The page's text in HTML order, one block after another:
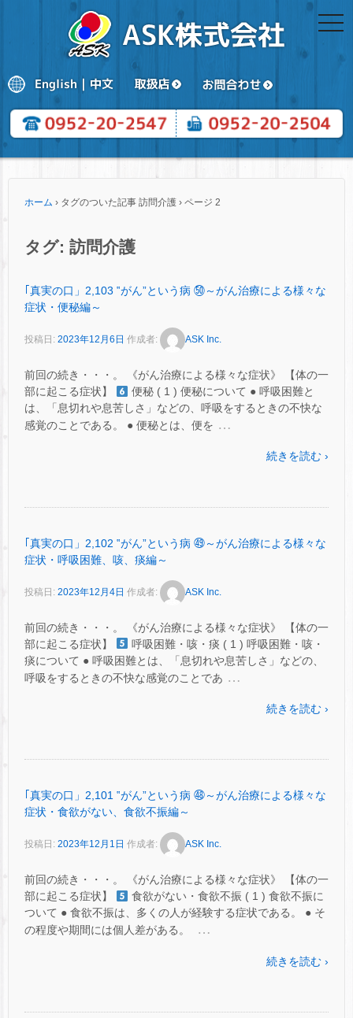
ホーム › タグのついた記事 訪問介護 › ページ 2
タグ: 訪問介護
｢真実の口」2,103 ‟がん”という病 ㊿～がん治療による様々な
症状・便秘編～
投稿日: 2023年12月6日 作成者: ASK Inc.
前回の続き・・・。 《がん治療による様々な症状》 【体の一
部に起こる症状】
便秘 ( 1 ) 便秘について ● 呼吸困難と
は、「息切れや息苦しさ」などの、呼吸をするときの不快な
感覚のことである。 ● 便秘とは、便を …
続きを読む ›
｢真実の口」2,102 ‟がん”という病 ㊾～がん治療による様々な
症状・呼吸困難、咳、痰編～
投稿日: 2023年12月4日 作成者: ASK Inc.
前回の続き・・・。 《がん治療による様々な症状》 【体の一
部に起こる症状】
呼吸困難・咳・痰 ( 1 ) 呼吸困難・咳・
痰について ● 呼吸困難とは、「息切れや息苦しさ」などの、
呼吸をするときの不快な感覚のことであ …
続きを読む ›
｢真実の口」2,101 ‟がん”という病 ㊽～がん治療による様々な
症状・食欲がない、食欲不振編～
投稿日: 2023年12月1日 作成者: ASK Inc.
前回の続き・・・。 《がん治療による様々な症状》 【体の一
部に起こる症状】
食欲がない・食欲不振 ( 1 ) 食欲不振に
ついて ● 食欲不振は、多くの人が経験する症状である。 ● そ
の程度や期間には個人差がある。
…
続きを読む ›